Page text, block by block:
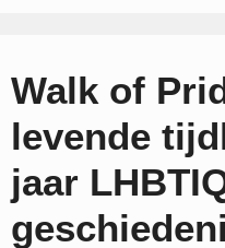
Walk of
levende
jaar